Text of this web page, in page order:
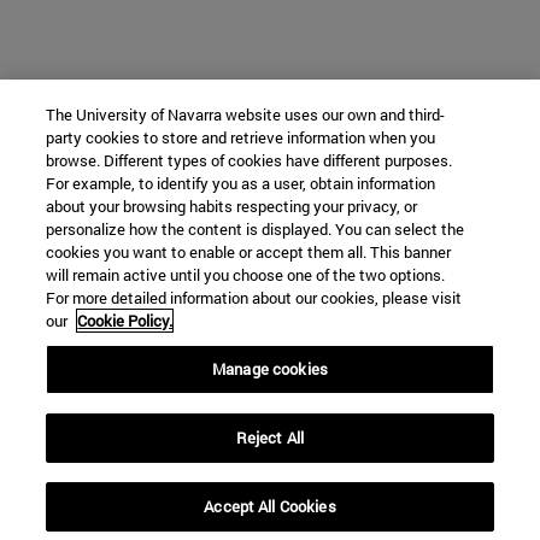
The University of Navarra website uses our own and third-
party cookies to store and retrieve information when you
browse. Different types of cookies have different purposes.
For example, to identify you as a user, obtain information
about your browsing habits respecting your privacy, or
personalize how the content is displayed. You can select the
cookies you want to enable or accept them all. This banner
will remain active until you choose one of the two options.
For more detailed information about our cookies, please visit
our Cookie Policy.
Manage cookies
Reject All
Accept All Cookies